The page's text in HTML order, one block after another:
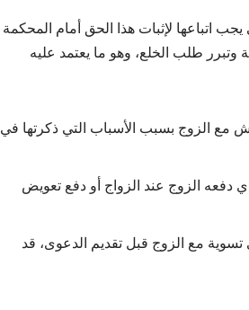
يجب اتباعها لإثبات هذا الحق أمام المحكمة
طلب الخلع، وهو ما يعتمد عليه
مع الزوج بسبب الأسباب التي ذكرتها في
دفعه الزوج عند الزواج أو دفع تعويض
تسوية مع الزوج قبل تقديم الدعوى، قد